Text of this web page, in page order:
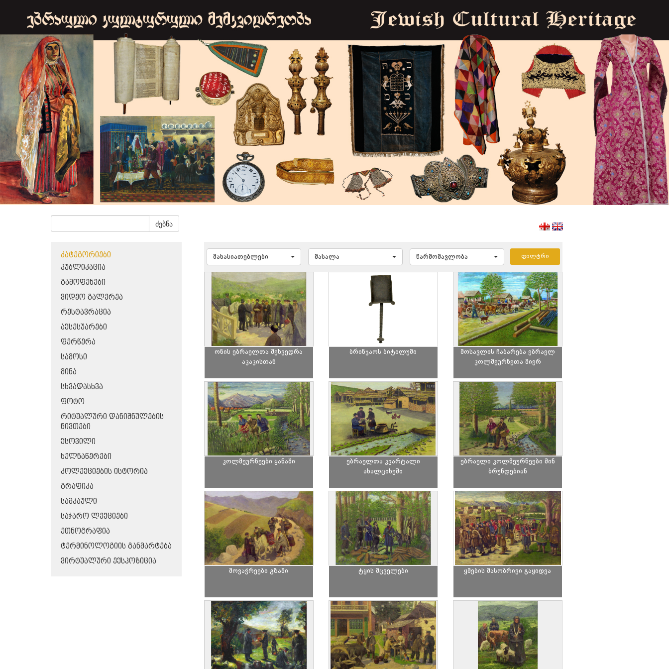
ძებნა
ᲙᲐᲢᲔᲒᲝᲠᲘᲔᲑᲘ
ᲞᲣᲑᲚᲘᲙᲐᲪᲘᲐ
ᲒᲐᲛᲝᲤᲔᲜᲔᲑᲘ
ᲕᲘᲓᲔᲝ ᲒᲐᲚᲔᲠᲔᲐ
ᲠᲔᲡᲢᲐᲕᲠᲐᲪᲘᲐ
ᲐᲥᲡᲔᲡᲣᲐᲠᲔᲑᲘ
ᲤᲔᲠᲬᲔᲠᲐ
ᲡᲐᲛᲝᲡᲘ
ᲛᲘᲜᲐ
ᲡᲮᲕᲐᲓᲐᲡᲮᲕᲐ
ᲤᲝᲢᲝ
ᲠᲘᲢᲣᲐᲚᲣᲠᲘ ᲓᲐᲜᲘᲨᲜᲣᲚᲔᲑᲘᲡ
ᲜᲘᲕᲗᲔᲑᲘ
ᲥᲡᲝᲕᲘᲚᲘ
ᲮᲔᲚᲜᲐᲬᲔᲠᲔᲑᲘ
ᲙᲝᲚᲔᲥᲪᲘᲔᲑᲘᲡ ᲘᲡᲢᲝᲠᲘᲐ
ᲒᲠᲐᲤᲘᲙᲐ
ᲡᲐᲛᲙᲐᲣᲚᲘ
ᲡᲐᲯᲐᲠᲝ ᲚᲔᲥᲪᲘᲔᲑᲘ
ᲔᲗᲜᲝᲒᲠᲐᲤᲘᲐ
ᲢᲔᲠᲛᲘᲜᲝᲚᲝᲒᲘᲘᲡ ᲒᲐᲜᲛᲐᲠᲢᲔᲑᲐ
ᲕᲘᲠᲢᲣᲐᲚᲣᲠᲘ ᲔᲥᲡᲞᲝᲖᲘᲪᲘᲐ
მახასიათებლები მასალა წარმომავლობა
ონის ებრაელთა შეხვედრა
აკაკისთან
ბრინჯაოს ბიტილუმი
მოსავლის ჩაბარება ებრაელ
კოლმეურნეთა მიერ
კოლმეურნეები ყანაში
ებრაელთა კვარტალი
ახალციხეში
ებრაელი კოლმეურნეები შინ
ბრუნდებიან
მოვაჭრეები გზაში ტყის მცველები ყმების მასობრივი გაყიდვა